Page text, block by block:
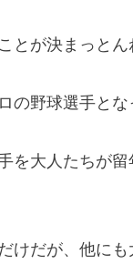
とが決まっと
野球選手とな
大人たちが
だが、他に